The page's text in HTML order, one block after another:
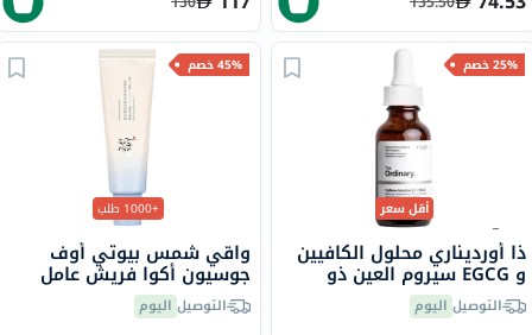
25% خصم
أقل سعر
ذا أورديناري محلول الكافيين
و EGCG سيروم العين ذو
الأساس المائي للإنتفاخات
والتصبغات تحت العين 30 مل
التوصيل اليوم
45% خصم
+1000 طلب
واقي شمس بيوتي أوف
جوسيون أكوا فريش عامل
PA++++، 50 مل
التوصيل اليوم